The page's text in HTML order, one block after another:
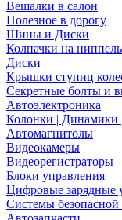
Вешалки в салон
Полезное в дорогу
Шины и Диски
Колпачки на ниппель
Диски
Крышки ступиц
Секретные болты и
Автоэлектроника
Колонки | Динамики
Автомагнитолы
Видеокамеры
Видеорегистраторы
Блоки управления
Цифровые зарядные
Системы безопасной